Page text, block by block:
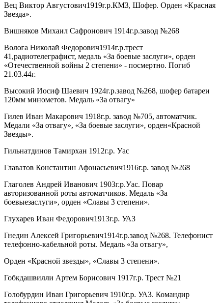
Вец Виктор Августович1919г.р.КМЗ, Шофер. Орден «Красная
Звезда».
Вишняков Михаил Сафронович 1914г.р.завод №268
Волога Николай Федорович1914г.р.трест
41,радиотелеграфист, медаль «За боевые заслуги», орден
«Отечественной войны 2 степени» - посмертно. Погиб
21.03.44г.
Высокий Иосиф Шаевич 1924г.р.завод №268, шофер батареи
120мм минометов. Медаль «За отвагу»
Гилев Иван Макарович 1918г.р. завод №705, автоматчик.
Медали «За отвагу», «За боевые заслуги», орден«Красной
Звезды».
Гильнатдинов Тамирхан 1912г.р. Уас
Главатов Константин Афонасьевич1916г.р. завод №268
Глаголев Андрей Иванович 1903г.р.Уас. Повар
авторизованной роты автоматчиков. Медаль «За
боевыезаслуги», орден «Славы 3 степени».
Глухарев Иван Федорович1913г.р. УАЗ
Гнедин Алексей Григорьевич1914г.р.завод №268. Телефонист
телефонно-кабельной роты. Медаль «За отвагу»,
Орден «Красной звезды», «Славы 3 степени».
Гобкдашвилли Артем Борисович 1917г.р. Трест №21
Голобурдин Иван Григорьевич 1910г.р. УАЗ. Командир